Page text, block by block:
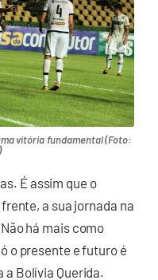
vitória fundamental (Foto:
É assim que o
a sua jornada na
há mais como
o presente e futuro é
Bolívia Querida.